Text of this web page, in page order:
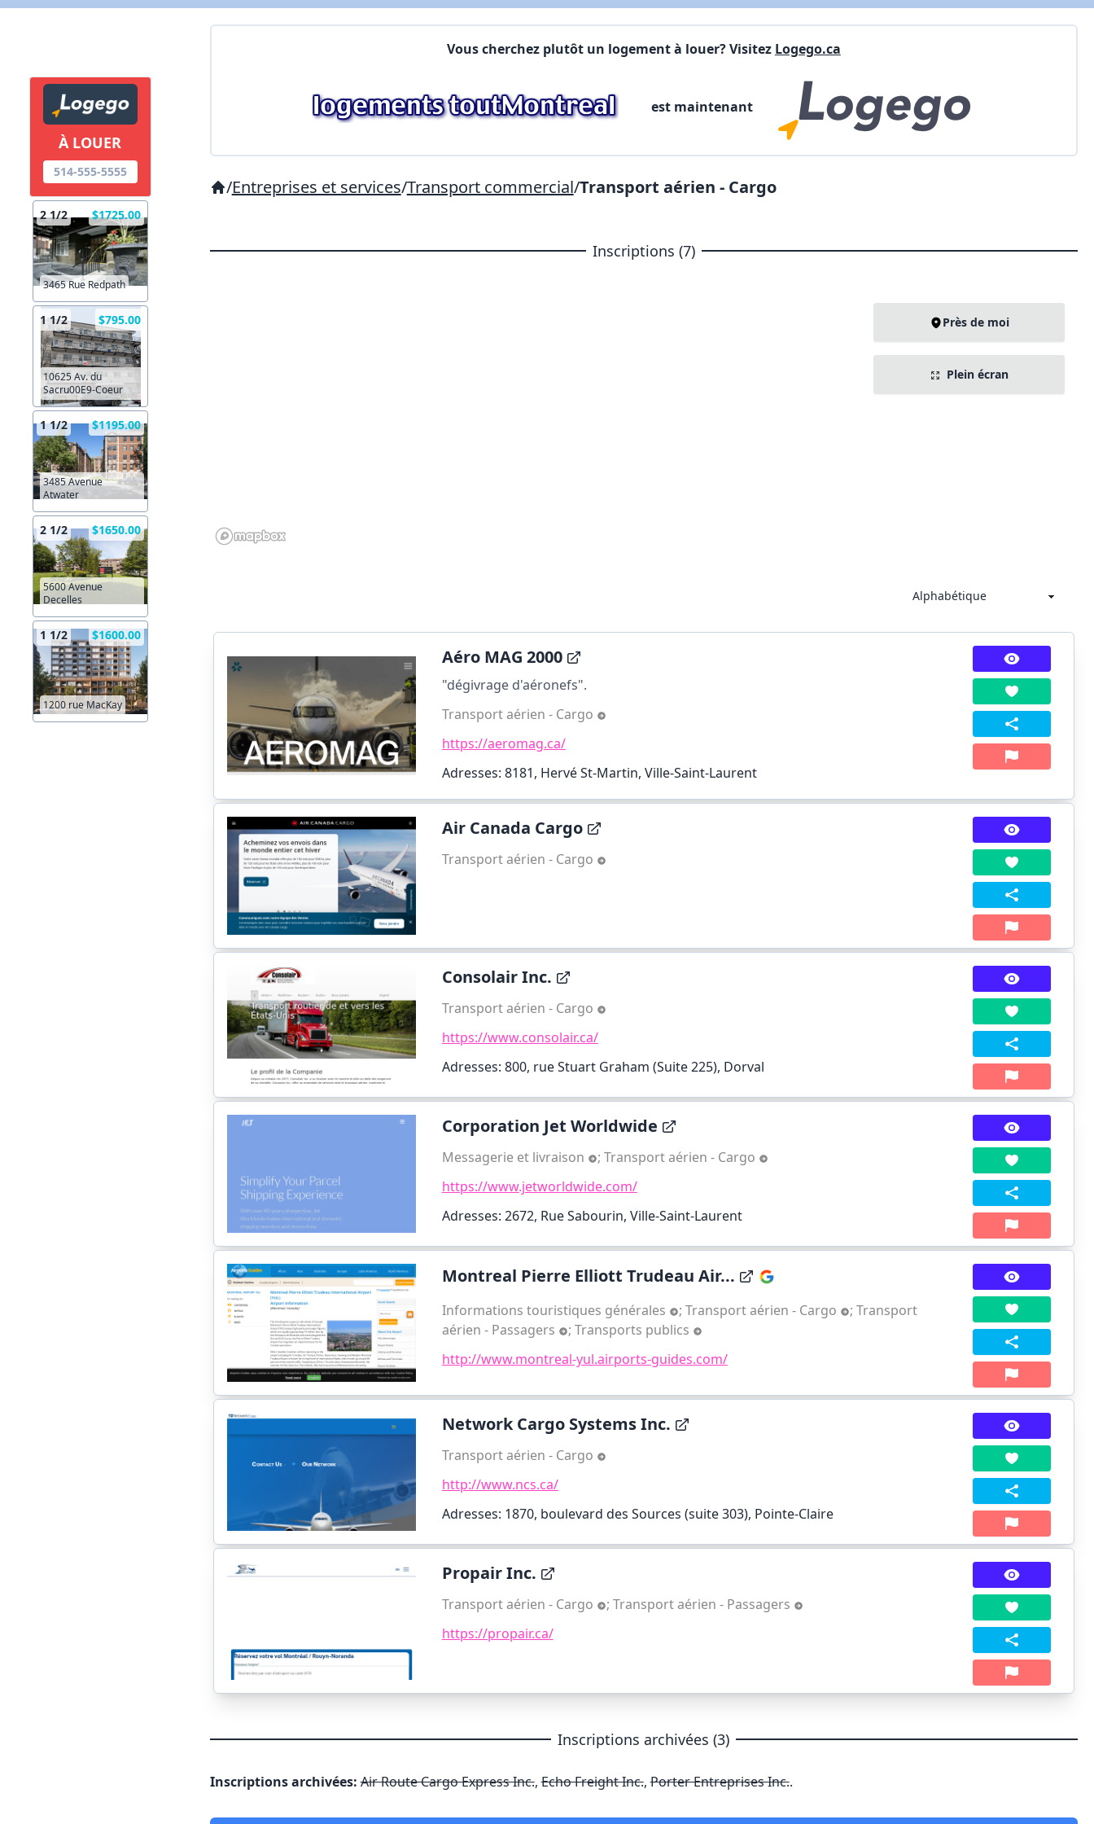
À LOUER
514-555-5555
2 1/2 $1725.00
3465 Rue Redpath
1 1/2 $795.00
10625 Av. du
Sacru00E9-Coeur
1 1/2 $1195.00
3485 Avenue
Atwater
2 1/2 $1650.00
5600 Avenue
Decelles
1 1/2 $1600.00
1200 rue MacKay
Vous cherchez plutôt un logement à louer? Visitez Logego.ca
est maintenant
/Entreprises et services/Transport commercial/Transport aérien - Cargo
Inscriptions (7)
Près de moi
Plein écran
Aéro MAG 2000
"dégivrage d'aéronefs".
Transport aérien - Cargo
https://aeromag.ca/
Adresses: 8181, Hervé St-Martin, Ville-Saint-Laurent
Air Canada Cargo
Transport aérien - Cargo
Consolair Inc.
Transport aérien - Cargo
https://www.consolair.ca/
Adresses: 800, rue Stuart Graham (Suite 225), Dorval
Corporation Jet Worldwide
Messagerie et livraison ; Transport aérien - Cargo
https://www.jetworldwide.com/
Adresses: 2672, Rue Sabourin, Ville-Saint-Laurent
Montreal Pierre Elliott Trudeau Air...
Informations touristiques générales ; Transport aérien - Cargo ; Transport
aérien - Passagers
; Transports publics
http://www.montreal-yul.airports-guides.com/
Network Cargo Systems Inc.
Transport aérien - Cargo
http://www.ncs.ca/
Adresses: 1870, boulevard des Sources (suite 303), Pointe-Claire
Propair Inc.
Transport aérien - Cargo ; Transport aérien - Passagers
https://propair.ca/
Inscriptions archivées (3)
Inscriptions archivées: Air Route Cargo Express Inc.,Echo Freight Inc.,Porter Entreprises Inc..
X Fermer
Copier lien
X Fermer Envoyez